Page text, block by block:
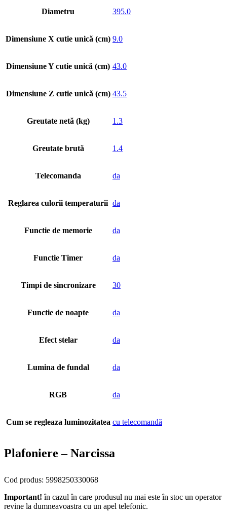
Diametru 395.0
Dimensiune X cutie unică (cm) 9.0
Dimensiune Y cutie unică (cm) 43.0
Dimensiune Z cutie unică (cm) 43.5
Greutate netă (kg) 1.3
Greutate brută 1.4
Telecomanda da
Reglarea culorii temperaturii da
Functie de memorie da
Functie Timer da
Timpi de sincronizare 30
Functie de noapte da
Efect stelar da
Lumina de fundal da
RGB da
Cum se regleaza luminozitatea cu telecomandă
Plafoniere – Narcissa
Cod produs: 5998250330068
Important! în cazul în care produsul nu mai este în stoc un operator
revine la dumneavoastra cu un apel telefonic.